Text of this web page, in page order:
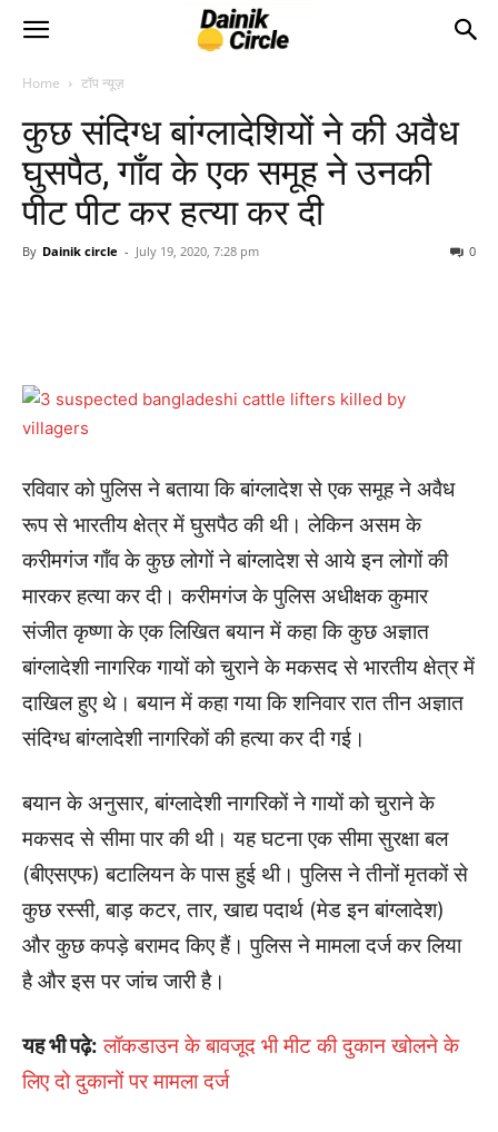
Home टॉप न्यूज़
कुछ संदिग्ध बांग्लादेशियों ने की अवैध
घुसपैठ, गाँव के एक समूह ने उनकी
पीट पीट कर हत्या कर दी
By Dainik circle - July 19, 2020, 7:28 pm 0
रविवार को पुलिस ने बताया कि बांग्लादेश से एक समूह ने अवैध
रूप से भारतीय क्षेत्र में घुसपैठ की थी। लेकिन असम के
करीमगंज गाँव के कुछ लोगों ने बांग्लादेश से आये इन लोगों की
मारकर हत्या कर दी। करीमगंज के पुलिस अधीक्षक कुमार
संजीत कृष्णा के एक लिखित बयान में कहा कि कुछ अज्ञात
बांग्लादेशी नागरिक गायों को चुराने के मकसद से भारतीय क्षेत्र में
दाखिल हुए थे। बयान में कहा गया कि शनिवार रात तीन अज्ञात
संदिग्ध बांग्लादेशी नागरिकों की हत्या कर दी गई।
बयान के अनुसार, बांग्लादेशी नागरिकों ने गायों को चुराने के
मकसद से सीमा पार की थी। यह घटना एक सीमा सुरक्षा बल
(बीएसएफ) बटालियन के पास हुई थी। पुलिस ने तीनों मृतकों से
कुछ रस्सी, बाड़ कटर, तार, खाद्य पदार्थ (मेड इन बांग्लादेश)
और कुछ कपड़े बरामद किए हैं। पुलिस ने मामला दर्ज कर लिया
है और इस पर जांच जारी है।
यह भी पढ़े: लॉकडाउन के बावजूद भी मीट की दुकान खोलने के
लिए दो दुकानों पर मामला दर्ज